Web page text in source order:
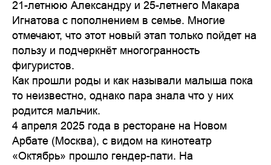
21-летнюю Александру и 25-летнего Макара
Игнатова с пополнением в семье. Многие
отмечают, что этот новый этап только пойдет на
пользу и подчеркнёт многогранность
фигуристов.
Как прошли роды и как называли малыша пока
то неизвестно, однако пара знала что у них
родится мальчик.
4 апреля 2025 года в ресторане на Новом
Арбате (Москва), с видом на кинотеатр
«Октябрь» прошло гендер-пати. На